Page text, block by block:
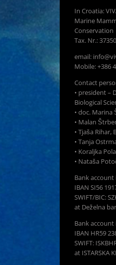
In Croatia:
Marine
Conservation
Tax. Nr.:
email:
Mobile: +386
Contact
• president –
Biological
• doc. Marina
• Malan
• Tjaša Rihar,
• Tanja
• Koraljka
• Nataša
Bank account
IBAN SI56
SWIFT/BIC:
at Deželna
Bank account
IBAN HR59
SWIFT:
at ISTARSKA